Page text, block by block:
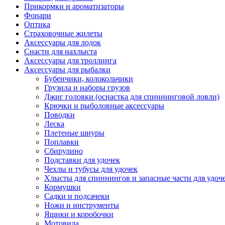
Прикормки и ароматизаторы
Фонари
Оптика
Страховочные жилеты
Аксессуары для лодок
Снасти для нахлыста
Аксессуары для троллинга
Аксессуары для рыбалки
Бубенчики, колокольчики
Грузила и наборы грузов
Джиг головки (оснастка для спиннинговой ловли)
Крючки и рыболовные аксессуары
Поводки
Леска
Плетеные шнуры
Поплавки
Сбирулино
Подставки для удочек
Чехлы и тубусы для удочек
Хлысты для спиннингов и запасные части для
Кормушки
Садки и подсачеки
Ножи и инструменты
Ящики и коробочки
Мотовила